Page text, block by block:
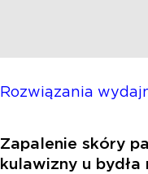
Rozwiązania
Zapalenie skóry
kulawizny u